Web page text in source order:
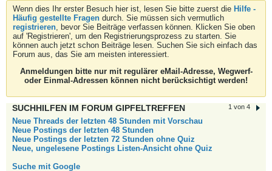
Wenn dies Ihr erster Besuch hier ist, lesen Sie bitte zuerst die Hilfe -
Häufig gestellte Fragen durch. Sie müssen sich vermutlich
registrieren, bevor Sie Beiträge verfassen können. Klicken Sie oben
auf 'Registrieren', um den Registrierungsprozess zu starten. Sie
können auch jetzt schon Beiträge lesen. Suchen Sie sich einfach das
Forum aus, das Sie am meisten interessiert.
Anmeldungen bitte nur mit regulärer eMail-Adresse, Wegwerf-
oder Einmal-Adressen können nicht berücksichtigt werden!
1 von 4
SUCHHILFEN IM FORUM GIPFELTREFFEN
Neue Threads der letzten 48 Stunden mit Vorschau
Neue Postings der letzten 48 Stunden
Neue Postings der letzten 72 Stunden ohne Quiz
Neue, ungelesene Postings Listen-Ansicht ohne Quiz
Suche mit Google